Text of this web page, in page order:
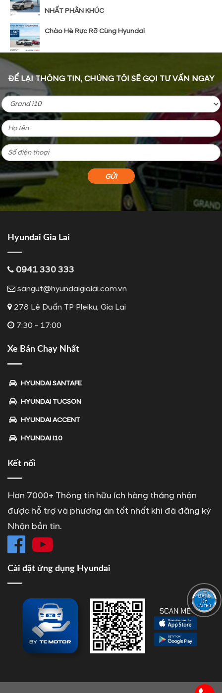
NHẤT PHÂN KHÚC
Chào Hè Rực Rỡ Cùng Hyundai
ĐỂ LẠI THÔNG TIN, CHÚNG TÔI SẼ GỌI TƯ VẤN NGAY
Hyundai Gia Lai
0941 330 333
sangut@hyundaigialai.com.vn
278 Lê Duẩn TP Pleiku, Gia Lai
7:30 - 17:00
Xe Bán Chạy Nhất
HYUNDAI SANTAFE
HYUNDAI TUCSON
HYUNDAI ACCENT
HYUNDAI I10
Kết nối
Hơn 7000+ Thông tin hữu ích hàng tháng nhận
được hỗ trợ và phương án tốt nhất khi đã đăng ký
Nhận bản tin.
Cài đặt ứng dụng Hyundai